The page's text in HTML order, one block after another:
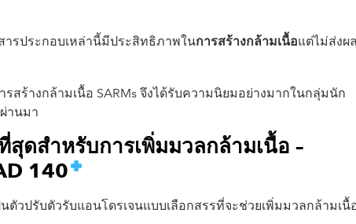
ารประกอบเหล่านี้มีประสิทธิภาพในการสร้างกล้ามเนื้อแต่ไม่ส่งผ
สร้างกล้ามเนื้อ SARMs จึงได้รับความนิยมอย่างมากในกลุ่มนัก
านมา
สุดสำหรับการเพิ่มมวลกล้ามเนื้อ –
140
นตัวปรับตัวรับแอนโดรเจนแบบเลือกสรรที่จะช่วยเพิ่มมวลกล้ามเนื้